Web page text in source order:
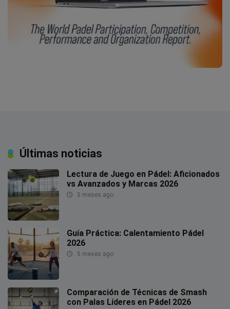
Últimas noticias
Lectura de Juego en Pádel: Aficionados
vs Avanzados y Marcas 2026
5 meses ago
Guía Práctica: Calentamiento Pádel
2026
5 meses ago
Comparación de Técnicas de Smash
con Palas Líderes en Pádel 2026